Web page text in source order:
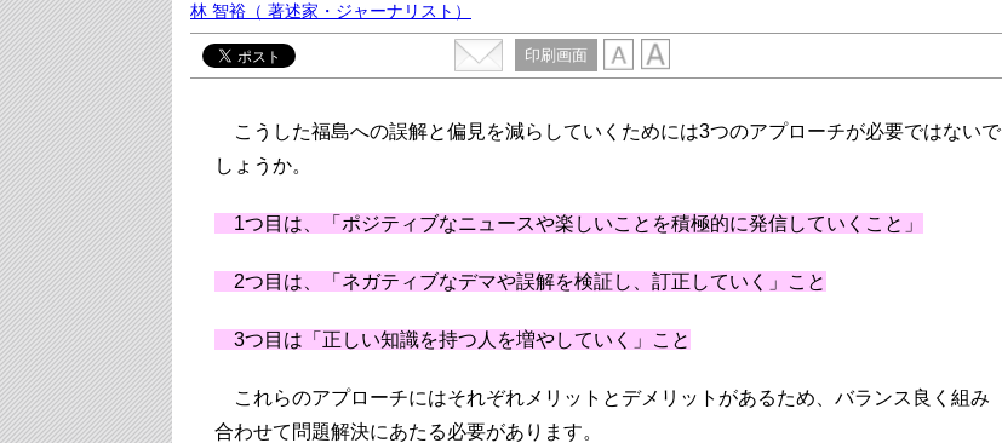
林 智裕 （ 著述家・ジャーナリスト）
印刷画面
こうした福島への誤解と偏見を減らしていくためには3つのアプローチが必要ではないで
しょうか。
1つ目は、「ポジティブなニュースや楽しいことを積極的に発信していくこと」
2つ目は、「ネガティブなデマや誤解を検証し、訂正していく」こと
3つ目は「正しい知識を持つ人を増やしていく」こと
これらのアプローチにはそれぞれメリットとデメリットがあるため、バランス良く組み
合わせて問題解決にあたる必要があります。